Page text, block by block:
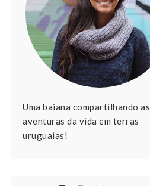
Uma baiana compartilhando as
aventuras da vida em terras
uruguaias!